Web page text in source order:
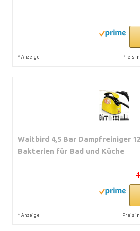
* Anzeige Preis
Waitbird 4,5 Bar Dampfreiniger
Bakterien für Bad und Küche
* Anzeige Preis